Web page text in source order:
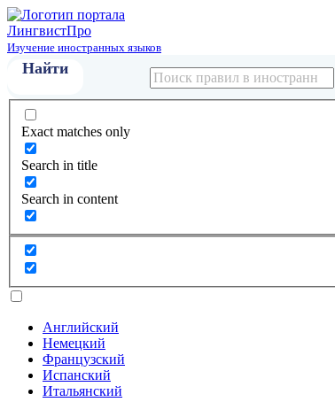
ЛингвистПро
Изучение иностранных языков
Exact matches only
Search in title
Search in content
Английский
Немецкий
Французский
Испанский
Итальянский